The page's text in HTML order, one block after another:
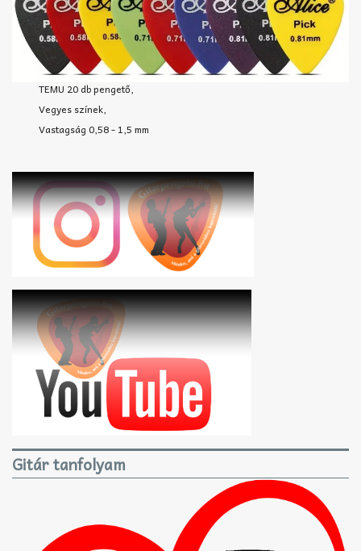
TEMU 20 db pengető,
Vegyes színek,
Vastagság 0,58 - 1,5 mm
Gitár tanfolyam